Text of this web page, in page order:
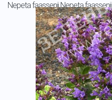
Nepeta faassenii Nepeta faassenii